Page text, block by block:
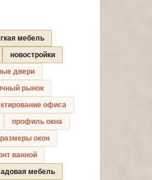
мебель
новостройки
двери
рынок
офиса
профиль окна
размеры окон
ванной
мебель